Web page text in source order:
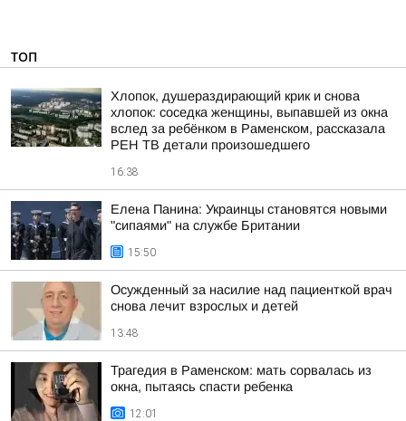
ТОП
Хлопок, душераздирающий крик и снова
хлопок: соседка женщины, выпавшей из окна
вслед за ребёнком в Раменском, рассказала
РЕН ТВ детали произошедшего
16:38
Елена Панина: Украинцы становятся новыми
"сипаями" на службе Британии
15:50
Осужденный за насилие над пациенткой врач
снова лечит взрослых и детей
13:48
Трагедия в Раменском: мать сорвалась из
окна, пытаясь спасти ребенка
12:01